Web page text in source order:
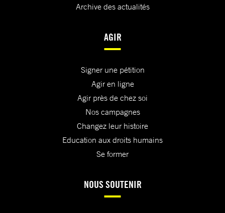
Archive des actualités
AGIR
Signer une pétition
Agir en ligne
Agir près de chez soi
Nos campagnes
Changez leur histoire
Education aux droits humains
Se former
NOUS SOUTENIR